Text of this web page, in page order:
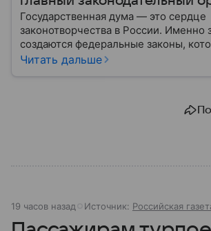
Государственная дума — это сердце
законотворчества в России. Именно
создаются федеральные законы,
жизни каждого гражданина: от
Читать дальше
19 часов назад Источник: Российская